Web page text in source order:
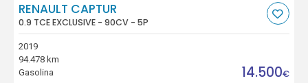
RENAULT CAPTUR
0.9 TCE EXCLUSIVE - 90CV - 5P
2019
94.478 km
Gasolina
14.500€